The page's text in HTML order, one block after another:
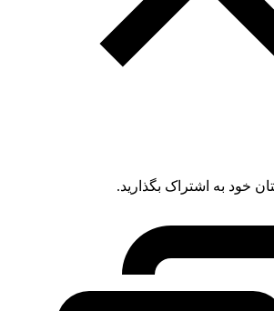
خود به اشتراک بگذارید.